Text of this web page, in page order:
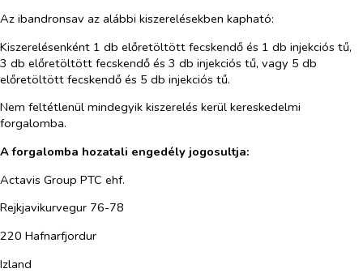
Az ibandronsav az alábbi kiszerelésekben kapható:
Kiszerelésenként 1 db előretöltött fecskendő és 1 db injekciós tű,
3 db előretöltött fecskendő és 3 db injekciós tű, vagy 5 db
előretöltött fecskendő és 5 db injekciós tű.
Nem feltétlenül mindegyik kiszerelés kerül kereskedelmi
forgalomba.
A forgalomba hozatali engedély jogosultja:
Actavis Group PTC ehf.
Rejkjavikurvegur 76-78
220 Hafnarfjordur
Izland